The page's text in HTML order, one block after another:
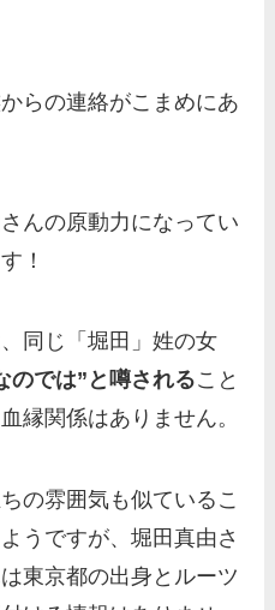
らの連絡がこまめにあ
んの原動力になってい
！
同じ「堀田」姓の女
のでは”と噂されること
縁関係はありません。
の雰囲気も似ているこ
うですが、堀田真由さ
東京都の出身とルーツ